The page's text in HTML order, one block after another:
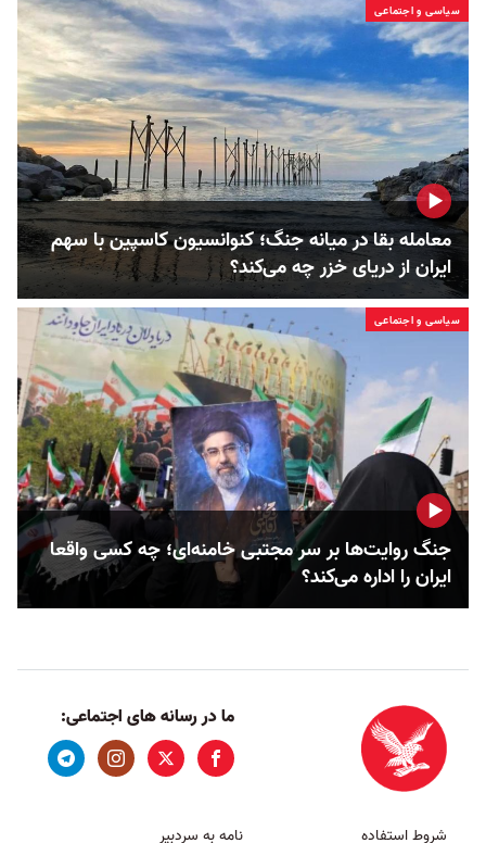
سیاسی و اجتماعی
معامله بقا در میانه جنگ؛ کنوانسیون کاسپین با سهم
ایران از دریای خزر چه می‌کند؟
سیاسی و اجتماعی
جنگ روایت‌ها بر سر مجتبی خامنه‌ای؛ چه کسی واقعا
ایران را اداره می‌کند؟
ما در رسانه های اجتماعی:
شروط استفاده نامه به سردبیر